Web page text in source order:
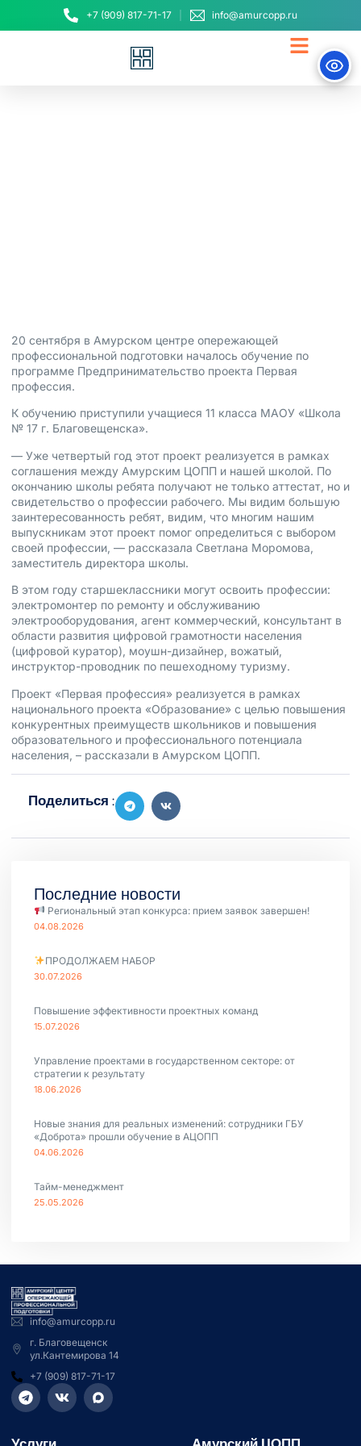
+7 (909) 817-71-17 info@amurcopp.ru
20 сентября в Амурском центре опережающей
профессиональной подготовки началось обучение по
программе Предпринимательство проекта Первая
профессия.
К обучению приступили учащиеся 11 класса МАОУ «Школа
№ 17 г. Благовещенска».
— Уже четвертый год этот проект реализуется в рамках
соглашения между Амурским ЦОПП и нашей школой. По
окончанию школы ребята получают не только аттестат, но и
свидетельство о профессии рабочего. Мы видим большую
заинтересованность ребят, видим, что многим нашим
выпускникам этот проект помог определиться с выбором
своей профессии, — рассказала Светлана Моромова,
заместитель директора школы.
В этом году старшеклассники могут освоить профессии:
электромонтер по ремонту и обслуживанию
электрооборудования, агент коммерческий, консультант в
области развития цифровой грамотности населения
(цифровой куратор), моушн-дизайнер, вожатый,
инструктор-проводник по пешеходному туризму.
Проект «Первая профессия» реализуется в рамках
национального проекта «Образование» с целью повышения
конкурентных преимуществ школьников и повышения
образовательного и профессионального потенциала
населения, – рассказали в Амурском ЦОПП.
Поделиться :
Последние новости
Региональный этап конкурса: прием заявок завершен!
04.08.2026
ПРОДОЛЖАЕМ НАБОР
30.07.2026
Повышение эффективности проектных команд
15.07.2026
Управление проектами в государственном секторе: от
стратегии к результату
18.06.2026
Новые знания для реальных изменений: сотрудники ГБУ
«Доброта» прошли обучение в АЦОПП
04.06.2026
Тайм-менеджмент
25.05.2026
info@amurcopp.ru
г. Благовещенск
ул.Кантемирова 14
+7 (909) 817-71-17